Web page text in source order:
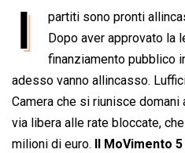
o
o
k
a
t
s
A
p
p
n
k
e
d
I
n
r
e
a
d
s
a
i
l
I partiti sono pronti
Dopo aver approvato la
finanziamento pubblico
adesso vanno allincasso.
Camera che si riunisce domani
via libera alle rate bloccate,
milioni di euro.
Il MoVimento